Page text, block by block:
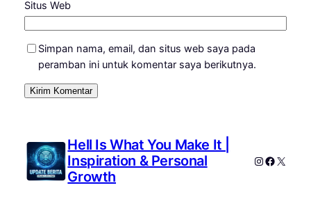
Situs Web
Simpan nama, email, dan situs web saya pada
peramban ini untuk komentar saya berikutnya.
Hell Is What You Make It |
Inspiration & Personal
Growth
Instagram
X